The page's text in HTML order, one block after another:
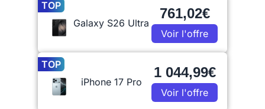
TOP
Galaxy S26 Ultra
761,02€
Voir l'offre
TOP
iPhone 17 Pro
1 044,99€
Voir l'offre